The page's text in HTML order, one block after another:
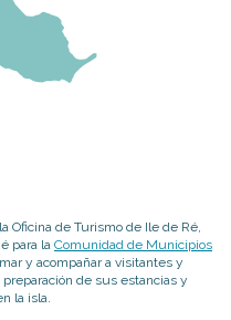
Oficina de Turismo de Ile de Ré,
para la Comunidad de Municipios
y acompañar a visitantes y
de sus estancias y
la isla.